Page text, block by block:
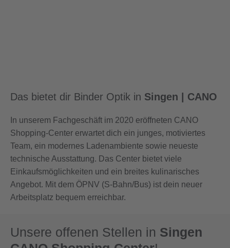
Das bietet dir Binder Optik in Singen | CANO
In unserem Fachgeschäft im 2020 eröffneten CANO
Shopping-Center erwartet dich ein junges, motiviertes
Team, ein modernes Ladenambiente sowie neueste
technische Ausstattung. Das Center bietet viele
Einkaufsmöglichkeiten und ein breites kulinarisches
Angebot. Mit dem ÖPNV (S-Bahn/Bus) ist dein neuer
Arbeitsplatz bequem erreichbar.
Unsere offenen Stellen in Singen